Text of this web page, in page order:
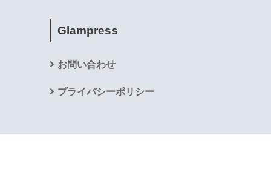
Glampress
お問い合わせ
プライバシーポリシー